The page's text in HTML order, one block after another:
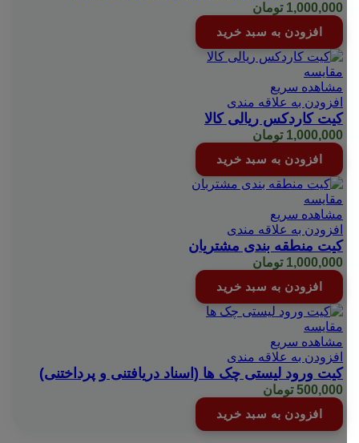
1,000,000 تومان
افزودن به سبد خرید
مقایسه
مشاهده سریع
افزودن به علاقه مندی
کیت کاردکس ریالی کالا
1,000,000 تومان
افزودن به سبد خرید
مقایسه
مشاهده سریع
افزودن به علاقه مندی
کیت منطقه بندی مشتریان
1,000,000 تومان
افزودن به سبد خرید
مقایسه
مشاهده سریع
افزودن به علاقه مندی
کیت ورود لیستی چک ها (اسناد دریافتنی و پرداختنی)
500,000 تومان
افزودن به سبد خرید